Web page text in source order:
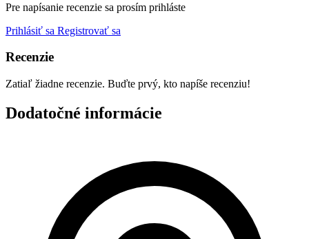
Pre napísanie recenzie sa prosím prihláste
Prihlásiť sa Registrovať sa
Recenzie
Zatiaľ žiadne recenzie. Buďte prvý, kto napíše recenziu!
Dodatočné informácie